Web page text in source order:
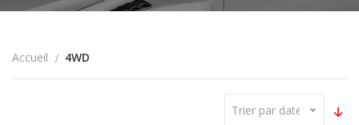
Accueil 4WD
Trier par date